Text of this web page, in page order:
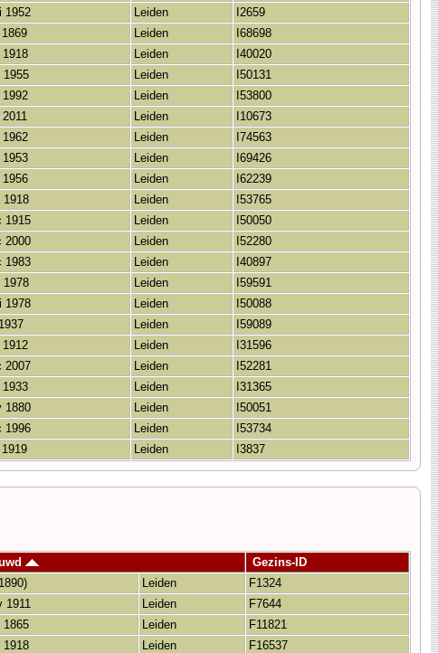
1952 Leiden
I2659
Leiden
I68698
Leiden
I40020
1955 Leiden
I50131
1992 Leiden
I53800
Leiden
I10673
Leiden
I74563
1953 Leiden
I69426
Leiden
I62239
1918 Leiden
I53765
1915 Leiden
I50050
2000 Leiden
I52280
1983 Leiden
I40897
1978 Leiden
I59591
1978 Leiden
I50088
Leiden
I59089
Leiden
I31596
2007 Leiden
I52281
Leiden
I31365
1880 Leiden
I50051
1996 Leiden
I53734
Leiden I3837
Gezins-ID
Leiden
F1324
1911 Leiden
F7644
1865 Leiden
F11821
1918 Leiden
F16537